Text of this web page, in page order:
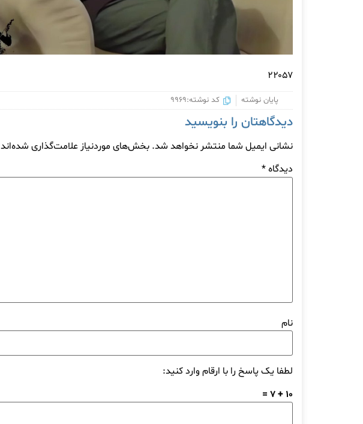
۲۲۰۵۷
پایان نوشته کد نوشته:9969
دیدگاهتان را بنویسید
نشانی ایمیل شما منتشر نخواهد شد. بخش‌های موردنیاز علامت‌گذاری شده‌اند
دیدگاه*
نام
لطفا یک پاسخ را با ارقام وارد کنید:
10 + 7 =